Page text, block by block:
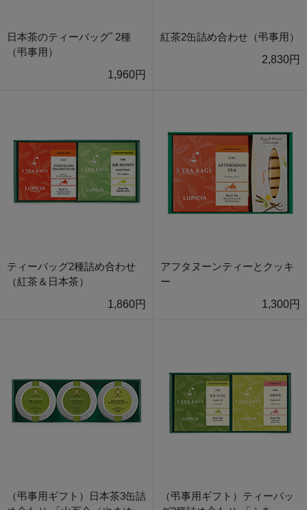
日本茶のティーバッグﾞ2種
（弔事用）
1,960円
紅茶2缶詰め合わせ（弔事用）
2,830円
ティーバッグ2種詰め合わせ
（紅茶＆日本茶）
1,860円
アフタヌーンティーとクッキ
ー
1,300円
（弔事用ギフト）日本茶3缶詰
（弔事用ギフト）ティーバッ